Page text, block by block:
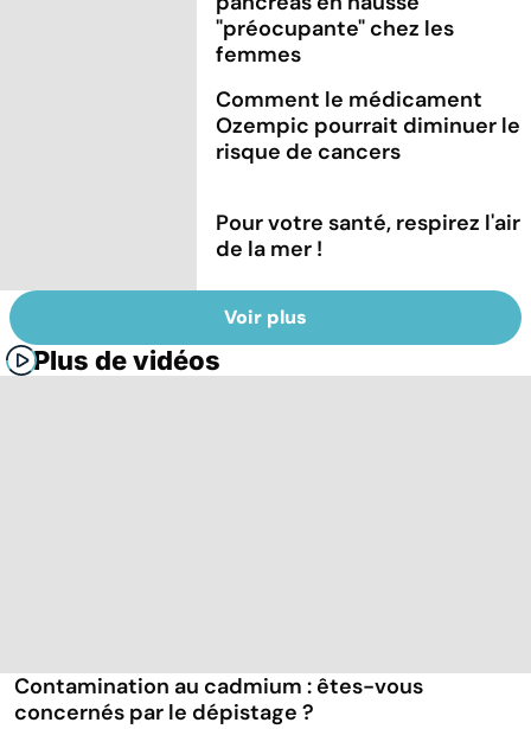
"préocupante" chez les
femmes
Comment le médicament
Ozempic pourrait diminuer le
risque de cancers
Pour votre santé, respirez l'air
de la mer !
Voir plus
Plus de vidéos
Contamination au cadmium : êtes-vous
concernés par le dépistage ?